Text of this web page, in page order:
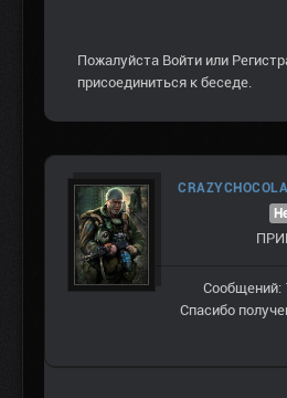
Пожалуйста Войти или
присоединиться к беседе.
Сообщений:
Спасибо